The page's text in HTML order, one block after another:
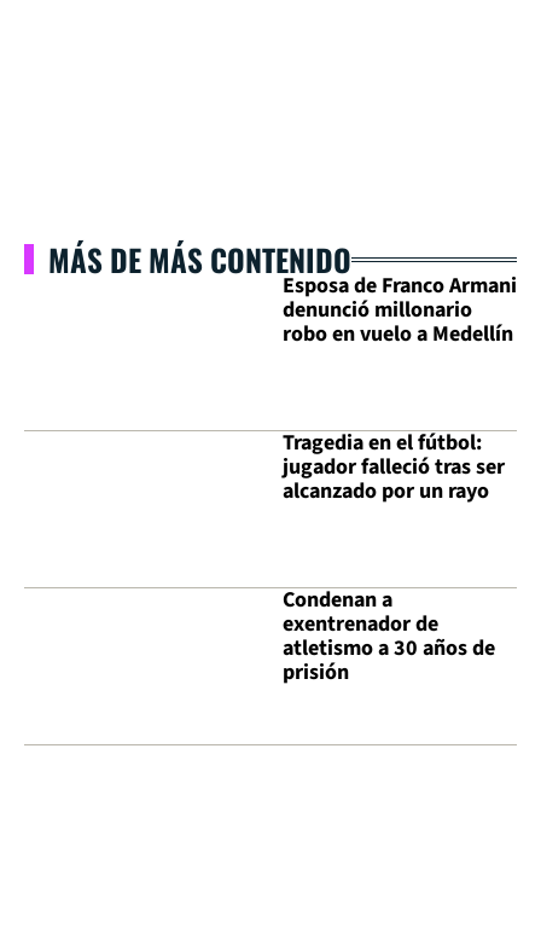
MÁS DE MÁS CONTENIDO
Esposa de Franco Armani
denunció millonario
robo en vuelo a Medellín
Tragedia en el fútbol:
jugador falleció tras ser
alcanzado por un rayo
Condenan a
exentrenador de
atletismo a 30 años de
prisión